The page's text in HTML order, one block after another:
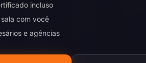
incluso
com você
e agências